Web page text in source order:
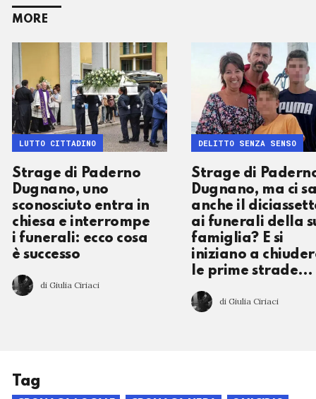
MORE
Strage di Paderno
Dugnano, uno
sconosciuto entra in
chiesa e interrompe
i funerali: ecco cosa
è successo
di Giulia Ciriaci
LUTTO CITTADINO
Strage di
Dugnano, ma ci
anche il
ai funerali della
famiglia? E si
iniziano a
le prime strade…
di Giulia Ciriaci
DELITTO SENZA SENSO
Tag